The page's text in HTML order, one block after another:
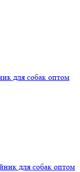
для собак оптом
для собак оптом